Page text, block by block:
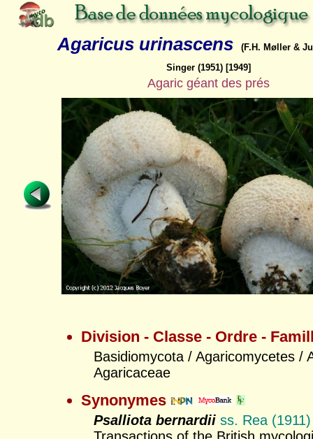
Agaricus urinascens
(F.H. Møller &
Singer (1951) [1949]
Agaric géant des prés
Division - Classe - Ordre -
Basidiomycota / Agaricomycetes /
Agaricaceae
Synonymes
Psalliota bernardii ss. Rea